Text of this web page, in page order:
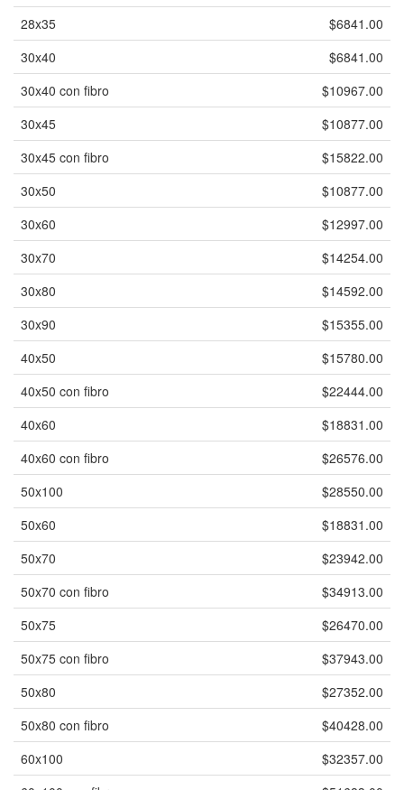
28x35
$6841.00
30x40
$6841.00
30x40 con fibro
$10967.00
30x45
$10877.00
30x45 con fibro
$15822.00
30x50
$10877.00
30x60
$12997.00
30x70
$14254.00
30x80
$14592.00
30x90
$15355.00
40x50
$15780.00
40x50 con fibro
$22444.00
40x60
$18831.00
40x60 con fibro
$26576.00
50x100
$28550.00
50x60
$18831.00
50x70
$23942.00
50x70 con fibro
$34913.00
50x75
$26470.00
50x75 con fibro
$37943.00
50x80
$27352.00
50x80 con fibro
$40428.00
60x100
$32357.00